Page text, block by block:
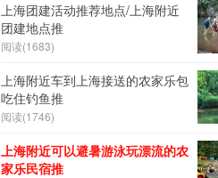
上海团建活动推荐地点/上海附近
团建地点推
阅读(1683)
上海附近车到上海接送的农家乐包
吃住钓鱼推
阅读(1746)
上海附近可以避暑游泳玩漂流的农
家乐民宿推